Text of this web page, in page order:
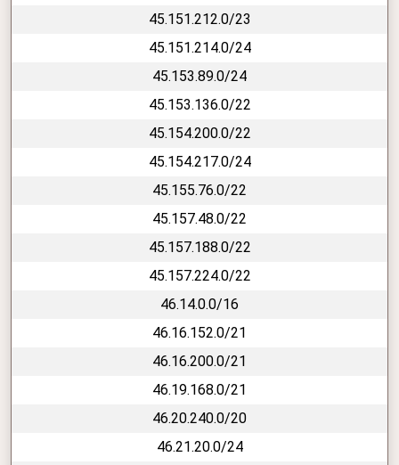
45.151.212.0/23
45.151.214.0/24
45.153.89.0/24
45.153.136.0/22
45.154.200.0/22
45.154.217.0/24
45.155.76.0/22
45.157.48.0/22
45.157.188.0/22
45.157.224.0/22
46.14.0.0/16
46.16.152.0/21
46.16.200.0/21
46.19.168.0/21
46.20.240.0/20
46.21.20.0/24